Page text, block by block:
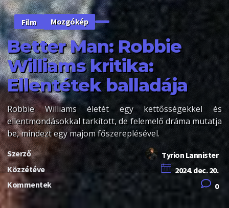
Film Mozgókép
Better Man: Robbie
Williams kritika:
Ellentétek balladája
Robbie Williams életét egy kettősségekkel és
ellentmondásokkal tarkított, de felemelő dráma mutatja
be, mindezt egy majom főszereplésével.
Szerző
Tyrion Lannister
Közzétéve
2024. dec. 20.
Kommentek
0